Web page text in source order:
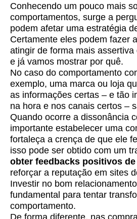
Conhecendo um pouco mais
comportamentos, surge a
podem afetar uma estratégia
Certamente eles podem fazer
atingir de forma mais
e já vamos mostrar por quê.
No caso do comportamento
exemplo, uma marca ou loja
as informações certas – e tão
na hora e nos canais certos –
Quando ocorre a dissonância
importante estabelecer uma
fortaleça a crença de que ele
isso pode ser obtido com um
obter feedbacks positivos
reforçar a reputação em sites
Investir no bom
fundamental para tentar
comportamento.
De forma diferente, nas